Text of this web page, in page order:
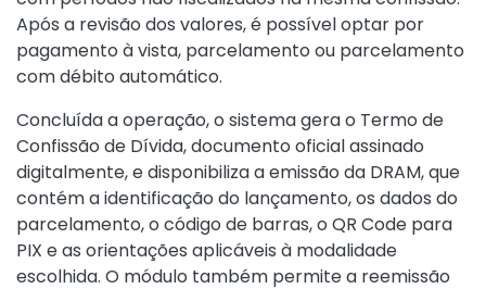
Após a revisão dos valores, é possível optar por
pagamento à vista, parcelamento ou parcelamento
com débito automático.
Concluída a operação, o sistema gera o Termo de
Confissão de Dívida, documento oficial assinado
digitalmente, e disponibiliza a emissão da DRAM, que
contém a identificação do lançamento, os dados do
parcelamento, o código de barras, o QR Code para
PIX e as orientações aplicáveis à modalidade
escolhida. O módulo também permite a reemissão